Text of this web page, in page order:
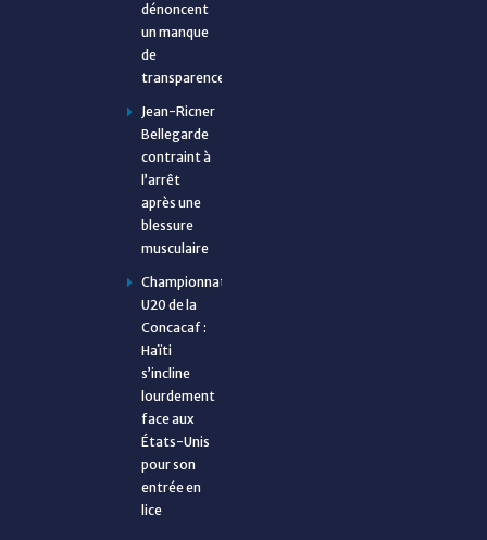
dénoncent
un manque
de
transparence
Jean-Ricner
Bellegarde
contraint à
l’arrêt
après une
blessure
musculaire
Championnat
U20 de la
Concacaf :
Haïti
s’incline
lourdement
face aux
États-Unis
pour son
entrée en
lice